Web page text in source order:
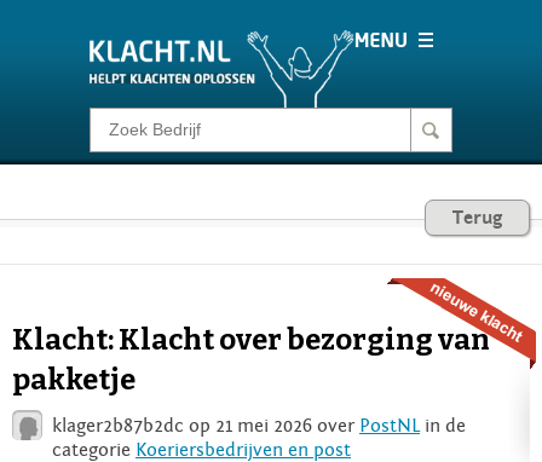
Klacht melden
Consumentenrecht
Voor Bedrijven
Login
Terug
Klacht: Klacht over bezorging van
pakketje
klager2b87b2dc op 21 mei 2026 over PostNL in de
categorie Koeriersbedrijven en post